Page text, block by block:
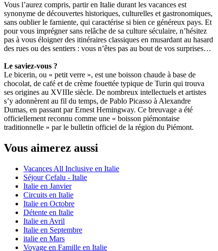
Vous l’aurez compris, partir en Italie durant les vacances est
synonyme de découvertes historiques, culturelles et gastronomiques,
sans oublier le farniente, qui caractérise si bien ce généreux pays. Et
pour vous imprégner sans relâche de sa culture séculaire, n’hésitez
pas à vous éloigner des itinéraires classiques en musardant au hasard
des rues ou des sentiers : vous n’êtes pas au bout de vos surprises…
Le saviez-vous ?
Le bicerin, ou « petit verre », est une boisson chaude à base de
chocolat, de café et de crème fouettée typique de Turin qui trouva
ses origines au XVIIIe siècle. De nombreux intellectuels et artistes
s’y adonnèrent au fil du temps, de Pablo Picasso à Alexandre
Dumas, en passant par Ernest Hemingway. Ce breuvage a été
officiellement reconnu comme une « boisson piémontaise
traditionnelle » par le bulletin officiel de la région du Piémont.
Vous aimerez aussi
Vacances All Inclusive en Italie
Séjour Cefalu - Italie
Italie en Janvier
Circuits en Italie
Italie en Octobre
Détente en Italie
Italie en Avril
Italie en Septembre
italie en Mars
Voyage en Famille en Italie